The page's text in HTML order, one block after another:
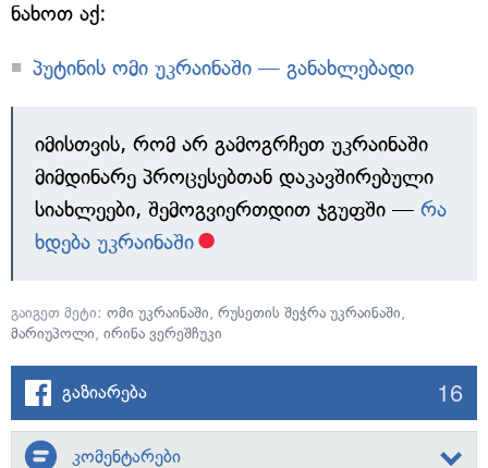
ნახოთ აქ:
პუტინის ომი უკრაინაში — განახლებადი
იმისთვის, რომ არ გამოგრჩეთ უკრაინაში
მიმდინარე პროცესებთან დაკავშირებული
სიახლეები, შემოგვიერთდით ჯგუფში — რა
ხდება უკრაინაში
გაიგეთ მეტი: ომი უკრაინაში, რუსეთის შეჭრა უკრაინაში,
მარიუპოლი, ირინა ვერეშჩუკი
გაზიარება 16
კომენტარები